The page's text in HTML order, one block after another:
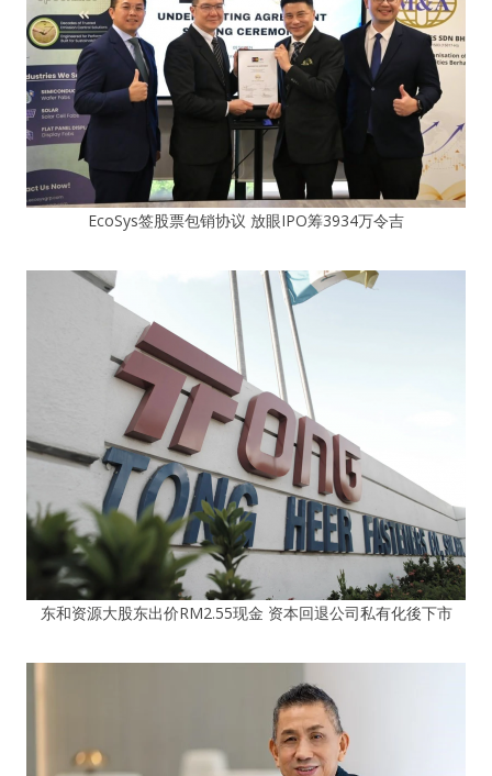
EcoSys签股票包销协议 放眼IPO筹3934万令吉
东和资源大股东出价RM2.55现金 资本回退公司私有化後下市